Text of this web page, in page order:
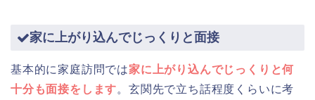
家に上がり込んでじっくりと面接
基本的に家庭訪問では家に上がり込んでじっくりと何
十分も面接をします。玄関先で立ち話程度くらいに考